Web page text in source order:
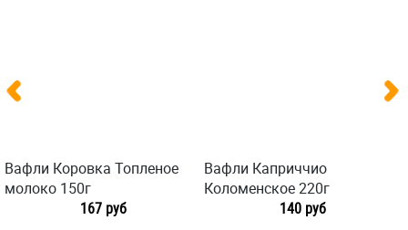
Вафли Коровка Топленое
молоко 150г
167 руб
Вафли Каприччио
Коломенское 220г
140 руб